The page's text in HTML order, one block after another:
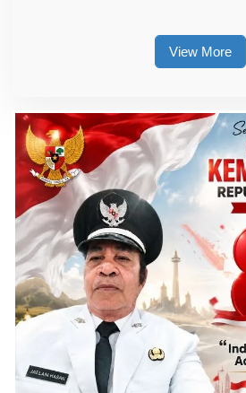
View More